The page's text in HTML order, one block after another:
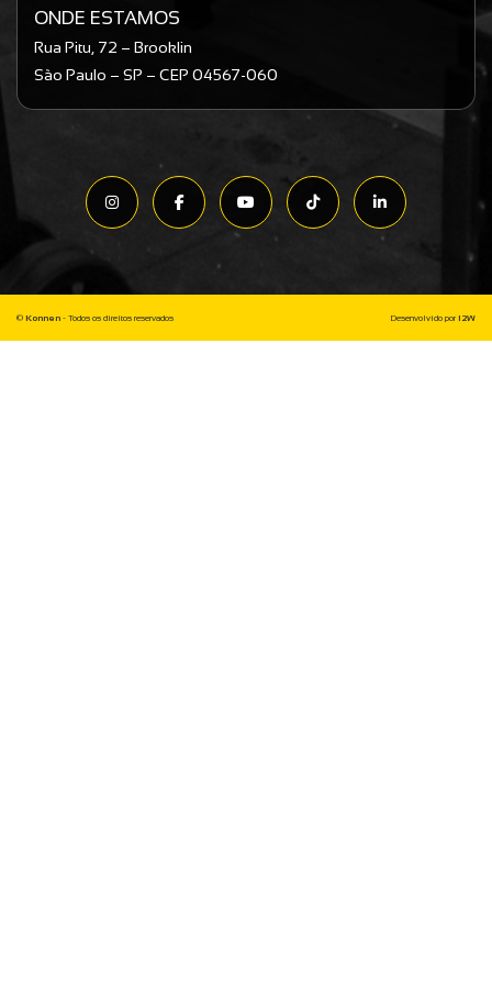
ONDE ESTAMOS
Rua Pitu, 72 – Brooklin
São Paulo – SP – CEP 04567-060
© Konnen - Todos os direitos reservados Desenvolvido por I2W